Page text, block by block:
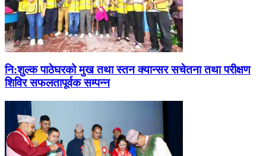
नि:शुल्क पाठेघरको मुख तथा स्तन क्यान्सर सचेतना तथा परीक्षण
शिविर सफलतापूर्वक सम्पन्न